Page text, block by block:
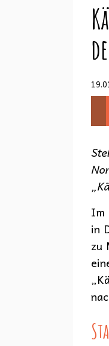
Im
in
zu